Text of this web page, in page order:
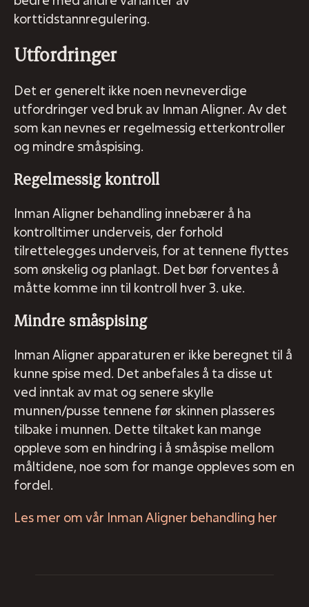
korttidstannregulering.
Utfordringer
Det er generelt ikke noen nevneverdige
utfordringer ved bruk av Inman Aligner. Av det
som kan nevnes er regelmessig etterkontroller
og mindre småspising.
Regelmessig kontroll
Inman Aligner behandling innebærer å ha
kontrolltimer underveis, der forhold
tilrettelegges underveis, for at tennene flyttes
som ønskelig og planlagt. Det bør forventes å
måtte komme inn til kontroll hver 3. uke.
Mindre småspising
Inman Aligner apparaturen er ikke beregnet til å
kunne spise med. Det anbefales å ta disse ut
ved inntak av mat og senere skylle
munnen/pusse tennene før skinnen plasseres
tilbake i munnen. Dette tiltaket kan mange
oppleve som en hindring i å småspise mellom
måltidene, noe som for mange oppleves som en
fordel.
Les mer om vår Inman Aligner behandling her